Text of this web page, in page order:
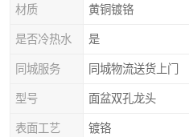
材质 黄铜镀铬
是否冷热水 是
同城服务 同城物流送货上门
型号 面盆双孔龙头
表面工艺 镀铬